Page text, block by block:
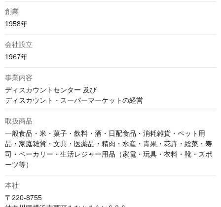
創業
1958年
会社設立
1967年
事業内容
ディスカウントセンター 及び
取扱商品
一般食品・米・菓子・飲料・酒・日配食品・消耗雑貨・ペット用
品・家庭雑貨・文具・医薬品・精肉・水産・青果・花卉・総菜・寿
司・ベーカリー・生活レジャー用品（家電・玩具・衣料・靴・スポ
ーツ等）
本社
〒220-8755